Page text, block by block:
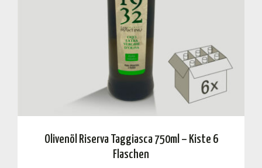
Olivenöl Riserva Taggiasca 750ml – Kiste 6
Flaschen